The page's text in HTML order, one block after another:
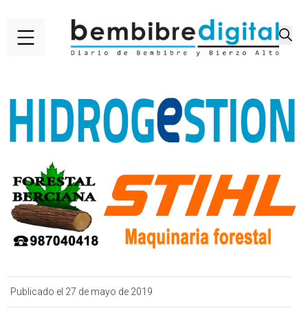
Publicado el 27 de mayo de 2019